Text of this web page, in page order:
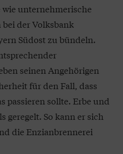
unternehmerische
der Volksbank
Südost zu bündeln.
seinen Angehörigen
für den Fall, dass
passieren sollte. Erbe und
geregelt. So kann er sich
die Enzianbrennerei